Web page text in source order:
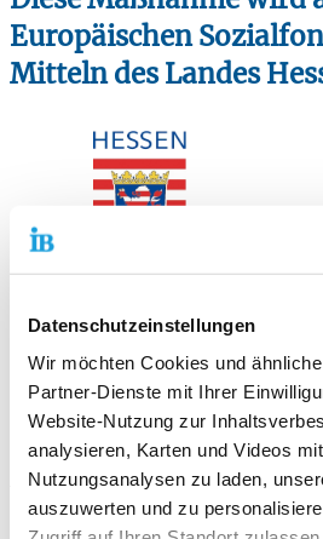
Datenschutzeinstellungen
Wir möchten Cookies und
Partner-Dienste mit Ihrer
Website-Nutzung zur
analysieren, Karten und Videos
Nutzungsanalysen zu laden,
auszuwerten und zu
Europäischen
Mitteln des Landes